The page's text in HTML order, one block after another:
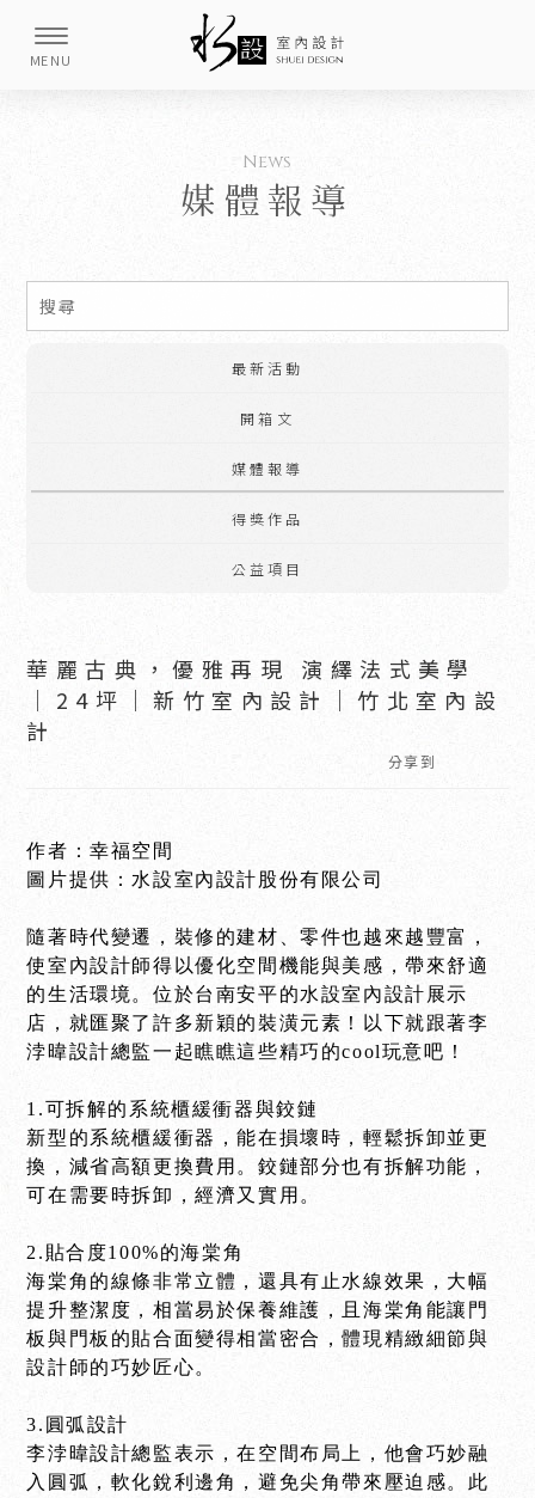
媒體報導
最新活動
開箱文
媒體報導
得獎作品
公益項目
華麗古典，優雅再現 演繹法式美學
│24坪｜新竹室內設計｜竹北室內設
計
分享到
作者：幸福空間
圖片提供：水設室內設計股份有限公司
隨著時代變遷，裝修的建材、零件也越來越豐富，
使室內設計師得以優化空間機能與美感，帶來舒適
的生活環境。位於台南安平的水設室內設計展示
店，就匯聚了許多新穎的裝潢元素！以下就跟著李
浡暐設計總監一起瞧瞧這些精巧的cool玩意吧！
1.可拆解的系統櫃緩衝器與鉸鏈
新型的系統櫃緩衝器，能在損壞時，輕鬆拆卸並更
換，減省高額更換費用。鉸鏈部分也有拆解功能，
可在需要時拆卸，經濟又實用。
2.貼合度100%的海棠角
海棠角的線條非常立體，還具有止水線效果，大幅
提升整潔度，相當易於保養維護，且海棠角能讓門
板與門板的貼合面變得相當密合，體現精緻細節與
設計師的巧妙匠心。
3.圓弧設計
李浡暐設計總監表示，在空間布局上，他會巧妙融
入圓弧，軟化銳利邊角，避免尖角帶來壓迫感。此